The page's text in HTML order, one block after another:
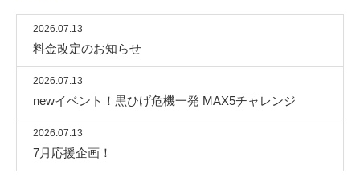
2026.07.13
料金改定のお知らせ
2026.07.13
newイベント！黒ひげ危機一発 MAX5チャレンジ
2026.07.13
7月応援企画！